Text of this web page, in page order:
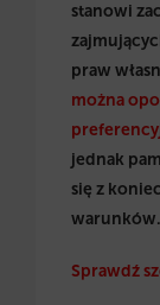
stanowi
praw
można
jednak
się z
warunków.
Sprawdź